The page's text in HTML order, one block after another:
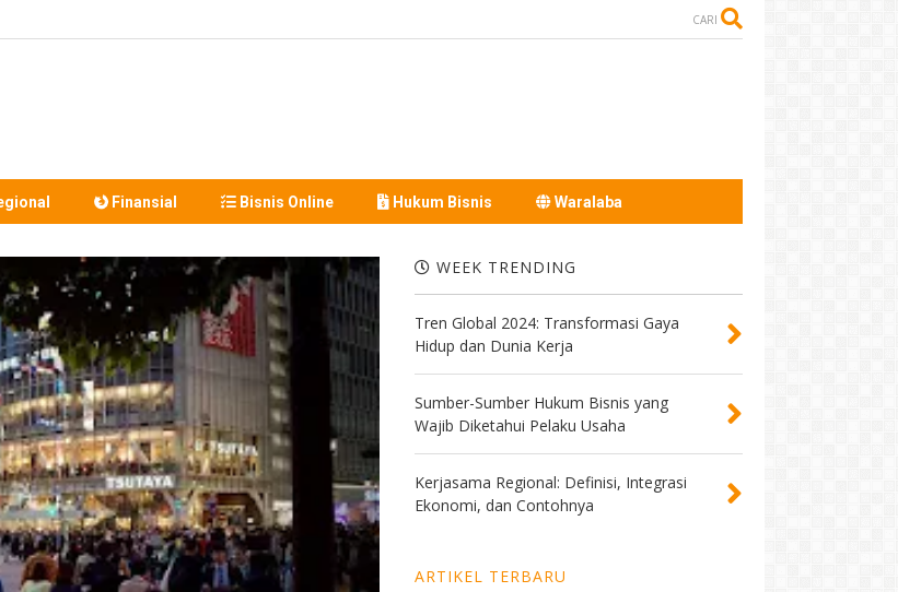
CARI
Finansial Bisnis Online Hukum Bisnis Waralaba
WEEK TRENDING
Tren Global 2024: Transformasi Gaya
Hidup dan Dunia Kerja
Sumber-Sumber Hukum Bisnis yang
Wajib Diketahui Pelaku Usaha
Kerjasama Regional: Definisi, Integrasi
Ekonomi, dan Contohnya
ARTIKEL TERBARU